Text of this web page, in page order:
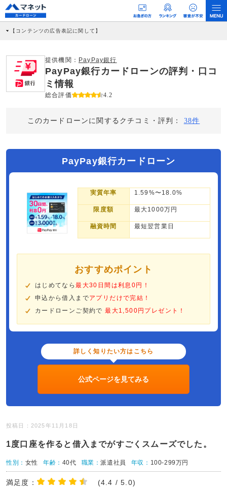
【コンテンツの広告表記に関して】
社に対して企業から紹介報酬が支払われるという収益モデルです。 ただし、特定の
商品を根拠なくPRするものではなく、当編集部の調査／ユーザーへの口コミ収集な
どに基づき、公平性を担保した情報提供を行っています。
>提携企業一覧
提供機関： PayPay銀行
PayPay銀行カードローンの評判・口コ
ミ情報
総合評価 4.2
このカードローンに関するクチコミ・評判： 38件
PayPay銀行カードローン
実質年率 1.59%〜18.0%
限度額 最大1000万円
融資時間 最短翌営業日
おすすめポイント
はじめてなら最大30日間は利息0円！
申込から借入までアプリだけで完結！
カードローンご契約で最大1,500円プレゼント！
詳しく知りたい方はこちら
公式ページを見てみる
投稿日：2025年11月18日
1度口座を作ると借入までがすごくスムーズでした。
性別： 女性 年齢： 40代 職業：派遣社員 年収： 100-299万円
満足度： (4.4 / 5.0)